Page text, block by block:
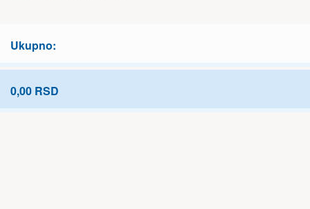
Ukupno:
0,00 RSD